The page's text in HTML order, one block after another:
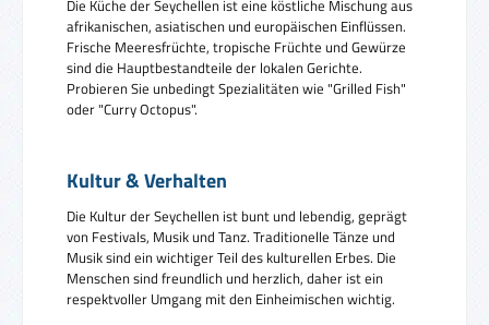
Die Küche der Seychellen ist eine köstliche Mischung aus
afrikanischen, asiatischen und europäischen Einflüssen.
Frische Meeresfrüchte, tropische Früchte und Gewürze
sind die Hauptbestandteile der lokalen Gerichte.
Probieren Sie unbedingt Spezialitäten wie "Grilled Fish"
oder "Curry Octopus".
Kultur & Verhalten
Die Kultur der Seychellen ist bunt und lebendig, geprägt
von Festivals, Musik und Tanz. Traditionelle Tänze und
Musik sind ein wichtiger Teil des kulturellen Erbes. Die
Menschen sind freundlich und herzlich, daher ist ein
respektvoller Umgang mit den Einheimischen wichtig.